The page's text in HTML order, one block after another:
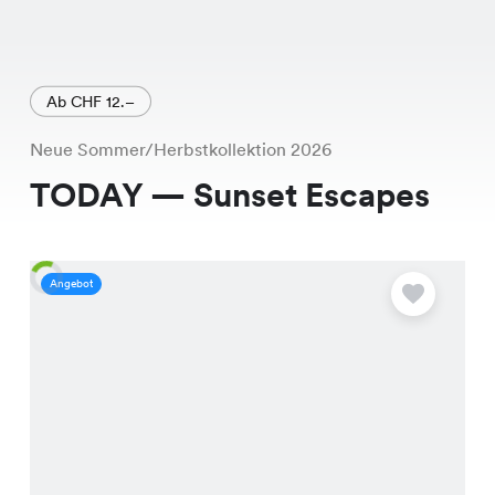
Ab CHF 12.–
Neue Sommer/Herbstkollektion 2026
TODAY — Sunset Escapes
Angebot